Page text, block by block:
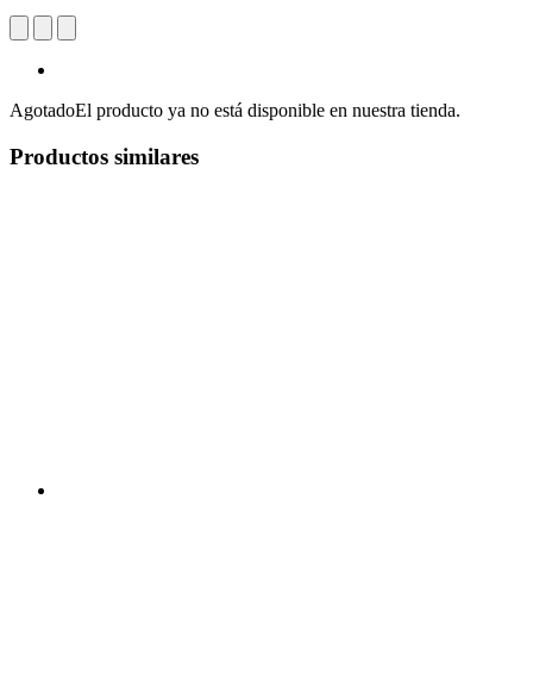
AgotadoEl producto ya no está disponible en nuestra tienda.
Productos similares